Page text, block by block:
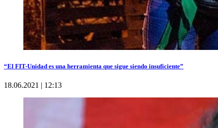
“El FIT-Unidad es una herramienta que sigue siendo insuficiente”
18.06.2021 | 12:13